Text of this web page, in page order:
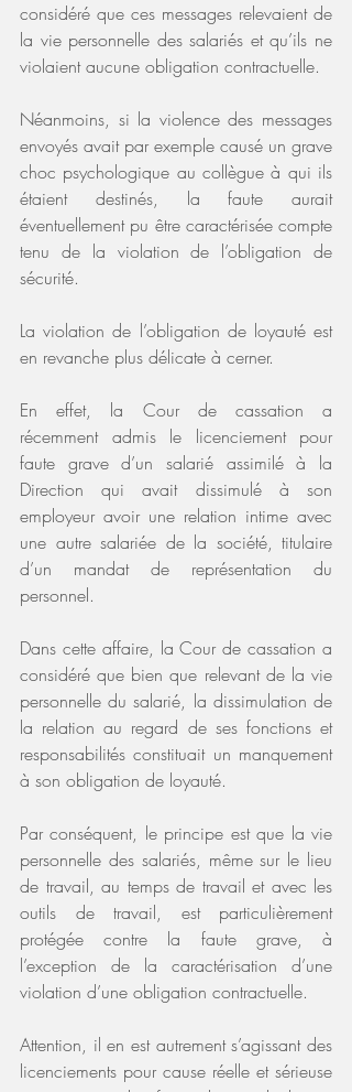
considéré que ces messages relevaient de
la vie personnelle des salariés et qu’ils ne
violaient aucune obligation contractuelle.
Néanmoins, si la violence des messages
envoyés avait par exemple causé un grave
choc psychologique au collègue à qui ils
étaient destinés, la faute aurait
éventuellement pu être caractérisée compte
tenu de la violation de l’obligation de
sécurité.
La violation de l’obligation de loyauté est
en revanche plus délicate à cerner.
En effet, la Cour de cassation a
récemment admis le licenciement pour
faute grave d’un salarié assimilé à la
Direction qui avait dissimulé à son
employeur avoir une relation intime avec
une autre salariée de la société, titulaire
d’un mandat de représentation du
personnel.
Dans cette affaire, la Cour de cassation a
considéré que bien que relevant de la vie
personnelle du salarié, la dissimulation de
la relation au regard de ses fonctions et
responsabilités constituait un manquement
à son obligation de loyauté.
Par conséquent, le principe est que la vie
personnelle des salariés, même sur le lieu
de travail, au temps de travail et avec les
outils de travail, est particulièrement
protégée contre la faute grave, à
l’exception de la caractérisation d’une
violation d’une obligation contractuelle.
Attention, il en est autrement s’agissant des
licenciements pour cause réelle et sérieuse